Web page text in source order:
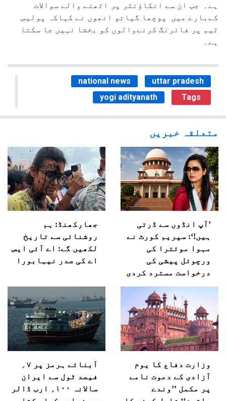
ہے۔ جب ان سے انکاؤنٹر پر اٹھنے والے سوالات
کےبارے میں پوچھا گیاتو انھوں نے کہاکہ پولیس
ٹیم پر فائرنگ کرنےوالوں کو بخشا نہیں جا سکتا
ہے۔
national news
uttar pradesh
yogi adityanath
Tags
متعلقہ خبریں
’آپ انڈوں سے ڈرتی
ہیں!‘: سپریم کورٹ نے
مہوا موئترا کی
ورچوئل پیشی کی
درخواست مسترد کردی
جھارکھنڈ: ہم
روشنائی سے تاریخ
لکھیں گے: اے آئی ایس
اے کی صدر نیہابورا
وزارت دفاع کا یوم
آزادی کے دعوت نامے
پر مکمل ’’وندے
آبنائے ہرمز پر ۷؍
فیصد ٹول سے ایران
سالانہ ۱۰۰؍ ارب ڈالر